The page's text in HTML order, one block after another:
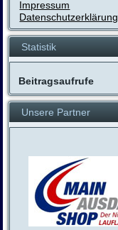
Impressum
Datenschutzerklärung
Statistik
Beitragsaufrufe
Unsere Partner